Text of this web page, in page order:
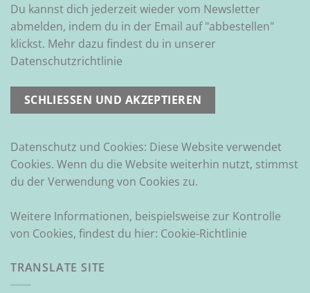
Du kannst dich jederzeit wieder vom Newsletter
abmelden, indem du in der Email auf "abbestellen"
klickst. Mehr dazu findest du in unserer
Datenschutzrichtlinie
Datenschutz und Cookies: Diese Website verwendet
Cookies. Wenn du die Website weiterhin nutzt, stimmst
du der Verwendung von Cookies zu.
Weitere Informationen, beispielsweise zur Kontrolle
von Cookies, findest du hier: Cookie-Richtlinie
TRANSLATE SITE